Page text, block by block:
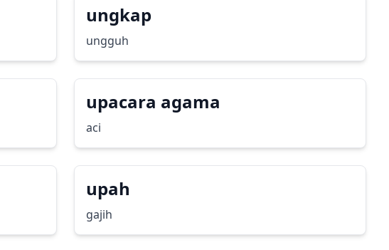
ungkap
ungguh
upacara agama
aci
upah
gajih